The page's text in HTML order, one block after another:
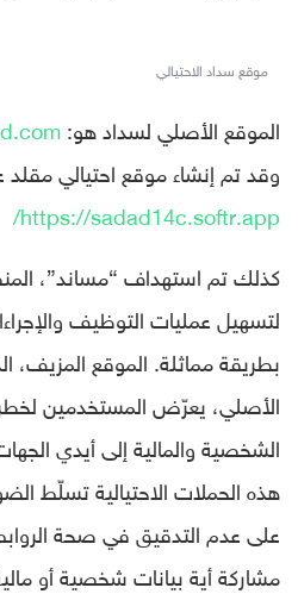
موقع سداد الاحتيالي
الموقع الأصلي لسداد هو:
وقد تم إنشاء موقع احتيالي مقلد
https://sadad14c.softr.app/
كذلك تم استهداف “مساند”،
لتسهيل عمليات التوظيف
بطريقة مماثلة. الموقع المزيف،
الأصلي، يعرّض المستخدمين
الشخصية والمالية إلى أيدي
هذه الحملات الاحتيالية تسلّط
على عدم التدقيق في صحة
مشاركة أية بيانات شخصية أو